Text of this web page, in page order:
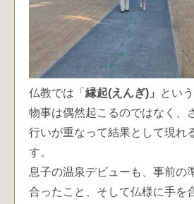
仏教では「 縁起(えんぎ)」
とい
物事は偶然起こるのではなく、
行いが重なって結果として現れ
す。
息子の温泉デビューも、事前の
合ったこと、そして仏様に手を